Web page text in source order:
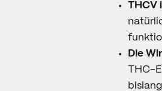
THCV
Die
THC-